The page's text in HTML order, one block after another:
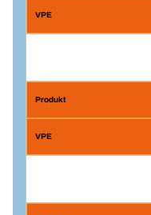
In
In
Bit Vielzahn 10